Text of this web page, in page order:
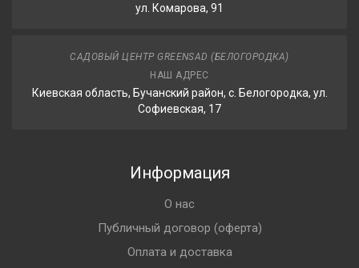
ул. Комарова, 91
САДОВЫЙ ЦЕНТР GREENSAD (БЕЛОГОРОДКА)
НАШ АДРЕС
Киевская область, Бучанский район, с. Белогородка, ул.
Софиевская, 17
Информация
О нас
Публичный договор (оферта)
Оплата и доставка